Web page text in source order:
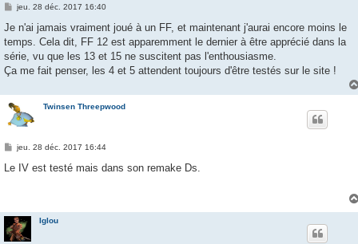
M
s
a
g
jeu. 28 déc. 2017 16:40
Je n'ai jamais vraiment joué à un FF, et maintenant j'aurai encore moins le
temps. Cela dit, FF 12 est apparemment le dernier à être apprécié dans la
série, vu que les 13 et 15 ne suscitent pas l'enthousiasme.
Ça me fait penser, les 4 et 5 attendent toujours d'être testés sur le site !
Twinsen Threepwood
M
s
jeu. 28 déc. 2017 16:44
Le IV est testé mais dans son remake Ds.
Iglou